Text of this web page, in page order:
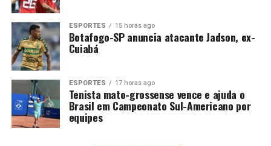
ESPORTES 15 horas ago
Botafogo-SP anuncia atacante Jadson, ex-
Cuiabá
ESPORTES 17 horas ago
Tenista mato-grossense vence e ajuda o
Brasil em Campeonato Sul-Americano por
equipes